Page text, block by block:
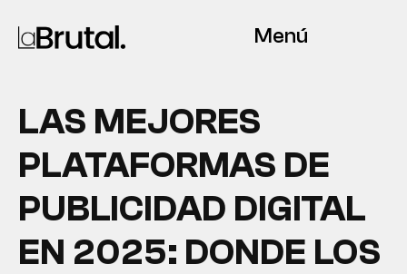
Menú
LAS MEJORES
PLATAFORMAS DE
PUBLICIDAD DIGITAL
EN 2025: DONDE LOS